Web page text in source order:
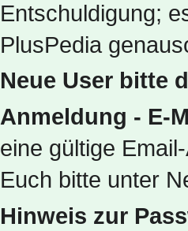
Entschuldigung;
PlusPedia
Neue User bitte
Anmeldung - E-
eine gültige
Euch bitte unter
Hinweis zur